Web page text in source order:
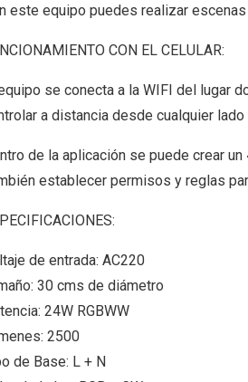
este equipo puedes realizar
CON EL CELULAR:
se conecta a la WIFI del lugar
a distancia desde cualquier lado
de la aplicación se puede crear
establecer permisos y reglas
de entrada: AC220
30 cms de diámetro
24W RGBWW
2500
de Base: L + N